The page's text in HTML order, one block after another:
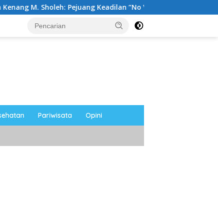
Pejuang Keadilan “No Viral No Justice” Telah Berpulang
Pariwisata Opini